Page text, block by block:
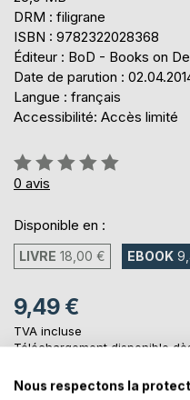
DRM : filigrane
ISBN : 9782322028368
Éditeur : BoD - Books on
Date de parution :
Langue : français
Accessibilité: Accès limité
Évaluation:
0%
0 avis
Disponible en :
LIVRE 18,00 € EBOOK
9,49 €
TVA incluse
Téléchargement disponible
Nous respectons la